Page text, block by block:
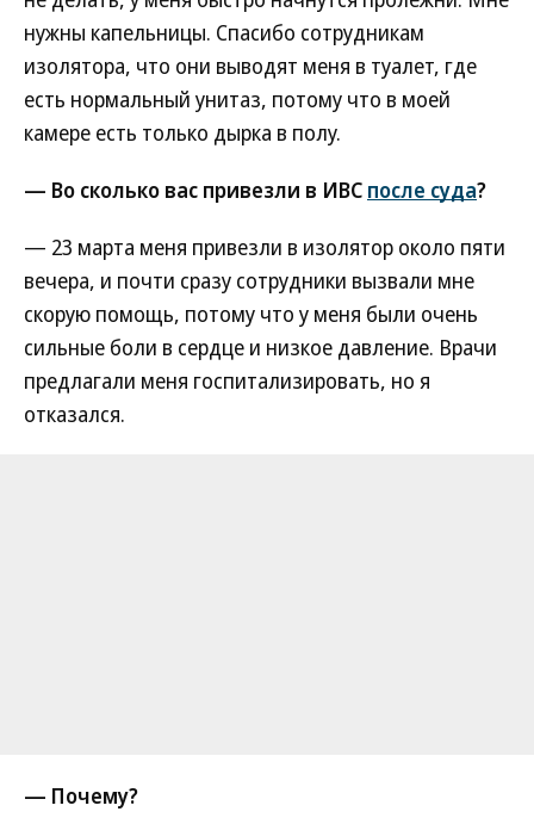
нужны капельницы. Спасибо сотрудникам
изолятора, что они выводят меня в туалет, где
есть нормальный унитаз, потому что в моей
камере есть только дырка в полу.
— Во сколько вас привезли в ИВС после суда?
— 23 марта меня привезли в изолятор около пяти
вечера, и почти сразу сотрудники вызвали мне
скорую помощь, потому что у меня были очень
сильные боли в сердце и низкое давление. Врачи
предлагали меня госпитализировать, но я
отказался.
— Почему?